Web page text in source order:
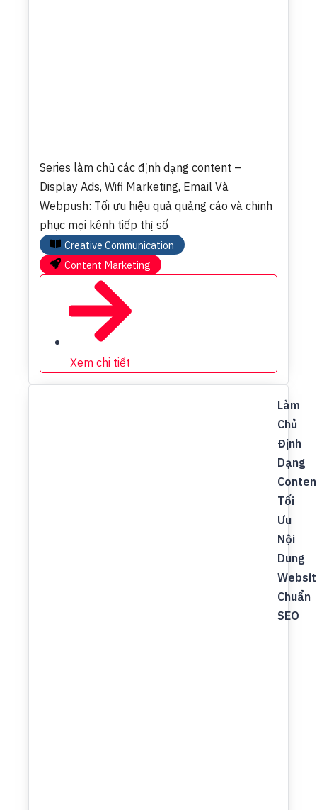
Series làm chủ các định dạng content –
Display Ads, Wifi Marketing, Email Và
Webpush: Tối ưu hiệu quả quảng cáo và chinh
phục mọi kênh tiếp thị số
Creative Communication
Content Marketing
Xem chi tiết
Làm
Chủ
Định
Dạng
Tối
Ưu
Nội
Dung
Chuẩn
SEO